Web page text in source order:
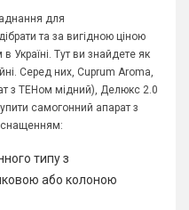
для
та за вигідною ціною
Україні. Тут ви знайдете як
Серед них, Cuprum Aroma,
з ТЕНом мідний), Делюкс 2.0
самогонний апарат з
типу з
або колоною